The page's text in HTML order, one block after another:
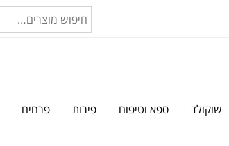
שוקולד ספא וטיפוח פירות פרחים